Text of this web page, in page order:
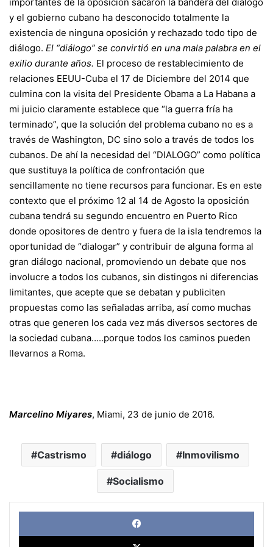
y el gobierno cubano ha desconocido totalmente la
existencia de ninguna oposición y rechazado todo tipo de
diálogo. El “diálogo” se convirtió en una mala palabra en el
exilio durante años. El proceso de restablecimiento de
relaciones EEUU-Cuba el 17 de Diciembre del 2014 que
culmina con la visita del Presidente Obama a La Habana a
mi juicio claramente establece que “la guerra fría ha
terminado”, que la solución del problema cubano no es a
través de Washington, DC sino solo a través de todos los
cubanos. De ahí la necesidad del “DIALOGO” como política
que sustituya la política de confrontación que
sencillamente no tiene recursos para funcionar. Es en este
contexto que el próximo 12 al 14 de Agosto la oposición
cubana tendrá su segundo encuentro en Puerto Rico
donde opositores de dentro y fuera de la isla tendremos la
oportunidad de “dialogar” y contribuir de alguna forma al
gran diálogo nacional, promoviendo un debate que nos
involucre a todos los cubanos, sin distingos ni diferencias
limitantes, que acepte que se debatan y publiciten
propuestas como las señaladas arriba, así como muchas
otras que generen los cada vez más diversos sectores de
la sociedad cubana…..porque todos los caminos pueden
llevarnos a Roma.
Marcelino Miyares, Miami, 23 de junio de 2016.
Castrismo diálogo Inmovilismo
Socialismo
X